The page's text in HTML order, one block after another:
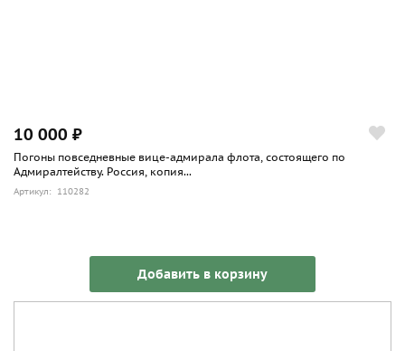
10 000 ₽
Погоны повседневные вице-адмирала флота, состоящего по
Адмиралтейству. Россия, копия...
Артикул: 110282
Добавить в корзину